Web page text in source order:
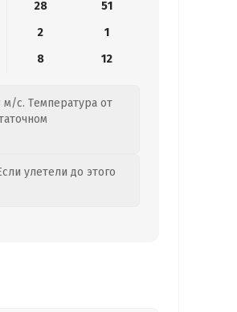
28
51
2
1
8 12
с. Температура от
улетели до этого